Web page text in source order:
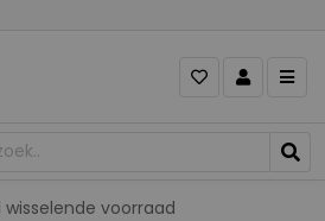
wisselende voorraad